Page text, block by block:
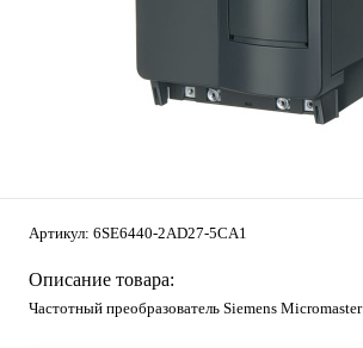
Артикул: 6SE6440-2AD27-5CA1
Описание товара:
Частотный преобразователь Siemens